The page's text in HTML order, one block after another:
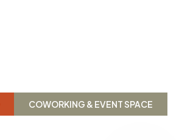
COWORKING & EVENT SPACE